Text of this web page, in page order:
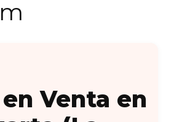
en Venta en